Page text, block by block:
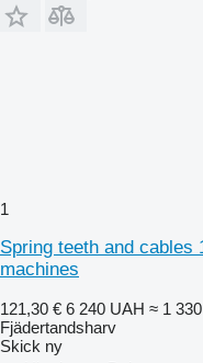
1
Spring teeth and
machines
121,30 € 6 240 UAH ≈ 1
Fjädertandsharv
Skick ny